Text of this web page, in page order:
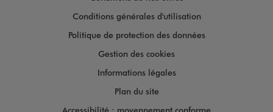
Conditions générales d'utilisation
Politique de protection des données
Gestion des cookies
Informations légales
Plan du site